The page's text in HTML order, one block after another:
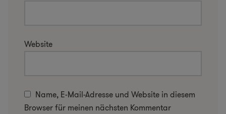
Website
Name, E-Mail-Adresse und Website in diesem
Browser für meinen nächsten Kommentar